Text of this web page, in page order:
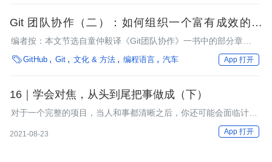
Git 团队协作（二）：如何组织一个富有成效的会
议？
编者按：本文节选自童仲毅译《Git团队协作》一书中的部分章
节。
GitHub Git 文化 & 方法 编程语言 汽车 App 打开
16｜学会对焦，从头到尾把事做成（下）
对于一个完整的项目，当人和事都清晰之后，你还可能会面临计划
2021-08-23 App 打开